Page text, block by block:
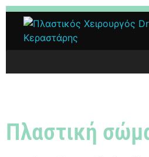
Ο προσωπικός σας πλαστικός
Πλαστική